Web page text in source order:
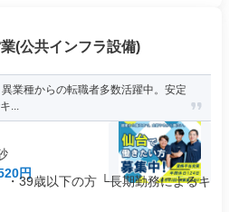
(公共インフラ設備)
業種からの転職者多数活躍中。安定
...
円
・39歳以下の方 └長期勤務によるキ